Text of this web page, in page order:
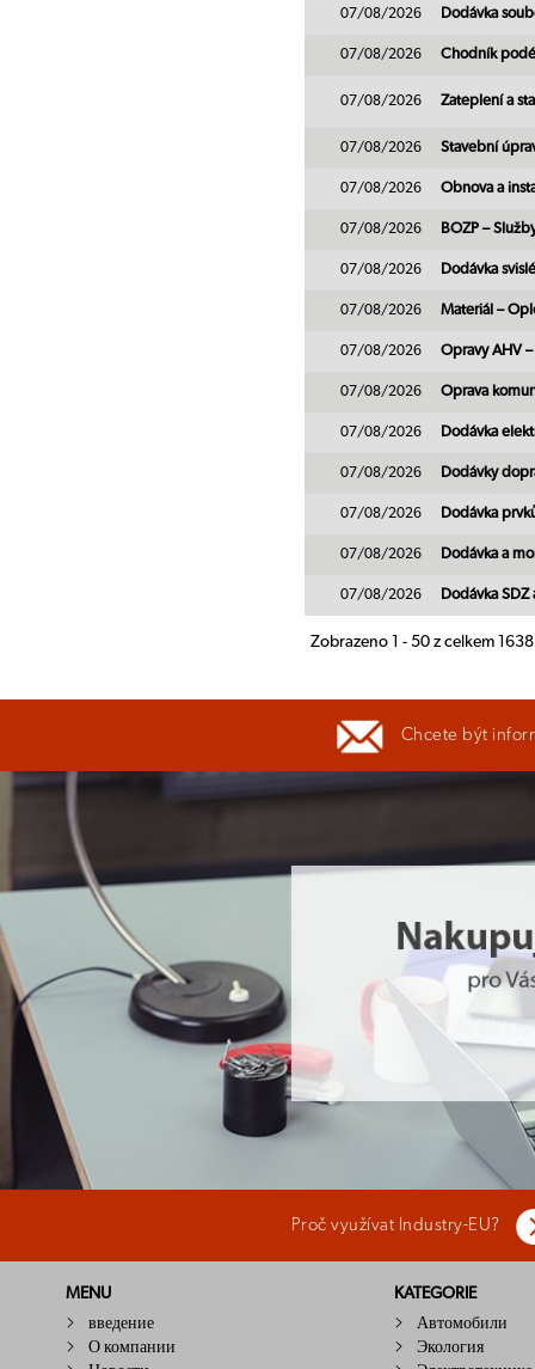
07/08/2026 Dodávka
07/08/2026 Chodník
07/08/2026 Zateplení a
07/08/2026 Stavební
07/08/2026 Obnova a
07/08/2026 BOZP –
07/08/2026 Dodávka
07/08/2026 Materiál –
07/08/2026 Opravy AHV
07/08/2026 Oprava
07/08/2026 Dodávka
07/08/2026 Dodávky
07/08/2026 Dodávka
07/08/2026 Dodávka a
07/08/2026 Dodávka
Zobrazeno 1 - 50 z celkem
Chcete být
Proč využívat Industry-EU?
MENU
введение
О компании
KATEGORIE
Автомобили
Экология